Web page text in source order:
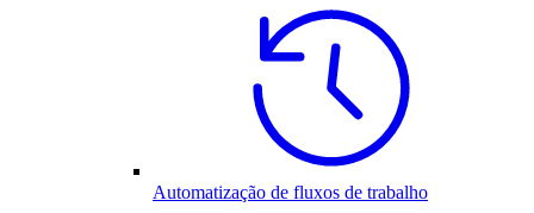
Automatização de fluxos de trabalho